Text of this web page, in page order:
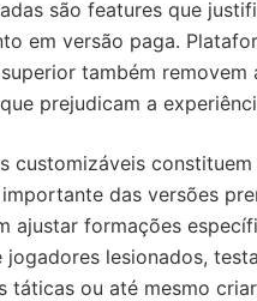
são features que
em versão paga.
também removem
prejudicam a
customizáveis
das versões
ajustar formações
jogadores lesionados,
táticas ou até mesmo